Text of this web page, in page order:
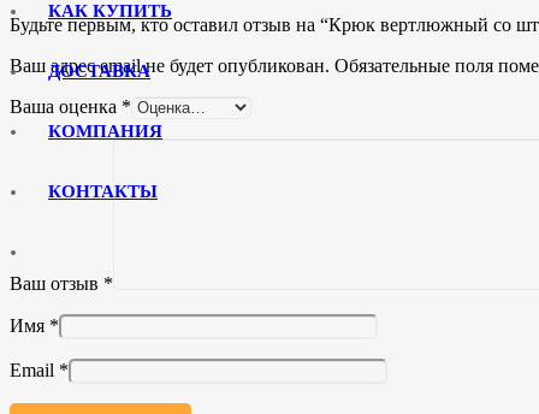
КАК КУПИТЬ
ДОСТАВКА
КОМПАНИЯ
КОНТАКТЫ
Будьте первым, кто оставил отзыв на “Крюк вертлюжный со
Ваш адрес email не будет опубликован. Обязательные поля
Ваша оценка *
Ваш отзыв *
Имя *
Email *